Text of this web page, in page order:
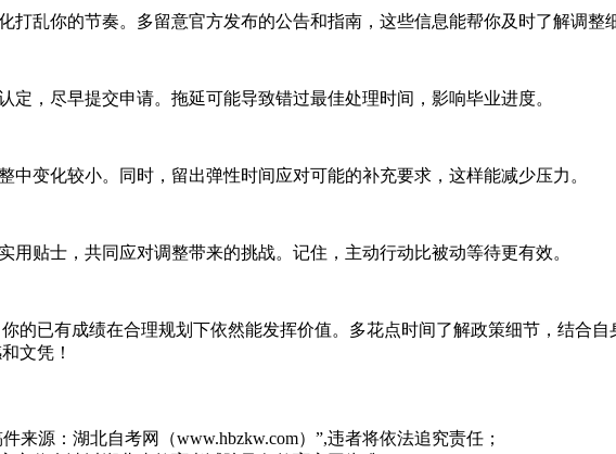
你的节奏。多留意官方发布的公告和指南，这些信息能帮你及时了解调整
，尽早提交申请。拖延可能导致错过最佳处理时间，影响毕业进度。
化较小。同时，留出弹性时间应对可能的补充要求，这样能减少压力。
士，共同应对调整带来的挑战。记住，主动行动比被动等待更有效。
已有成绩在合理规划下依然能发挥价值。多花点时间了解政策细节，结合自
文凭！
来源：湖北自考网（www.hbzkw.com）”,违者将依法追究责任；